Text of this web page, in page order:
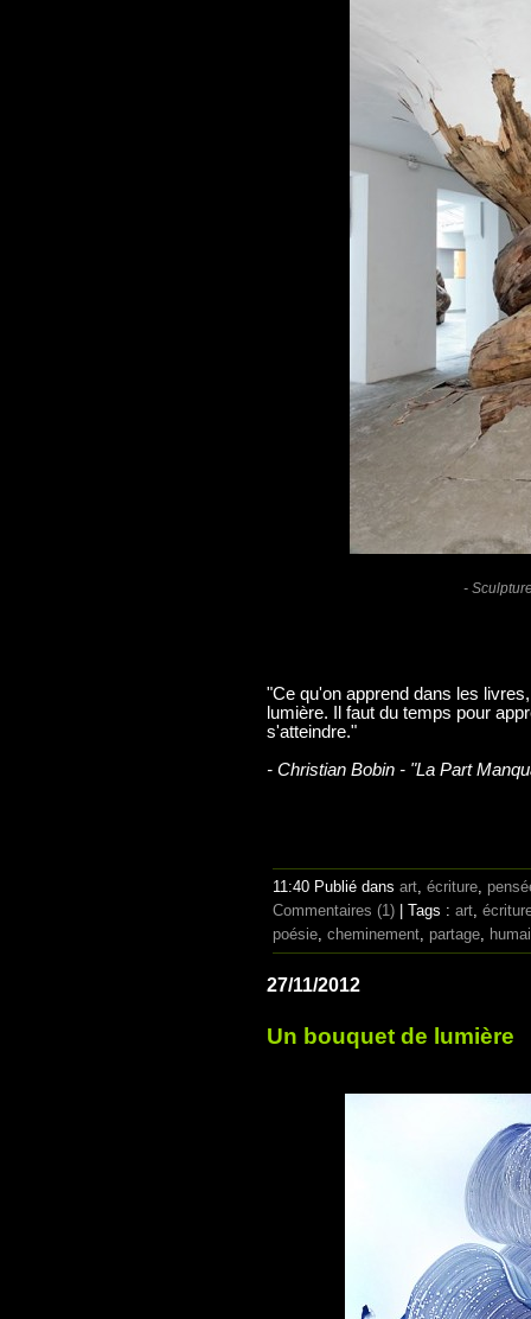
-
"Ce qu'on apprend dans les
lumière. Il faut du temps pour
s'atteindre."
- Christian Bobin - "La Part
11:40 Publié dans art écriture
Commentaires (1) | Tags : art
poésie cheminement partage
27/11/2012
Un bouquet de lumière